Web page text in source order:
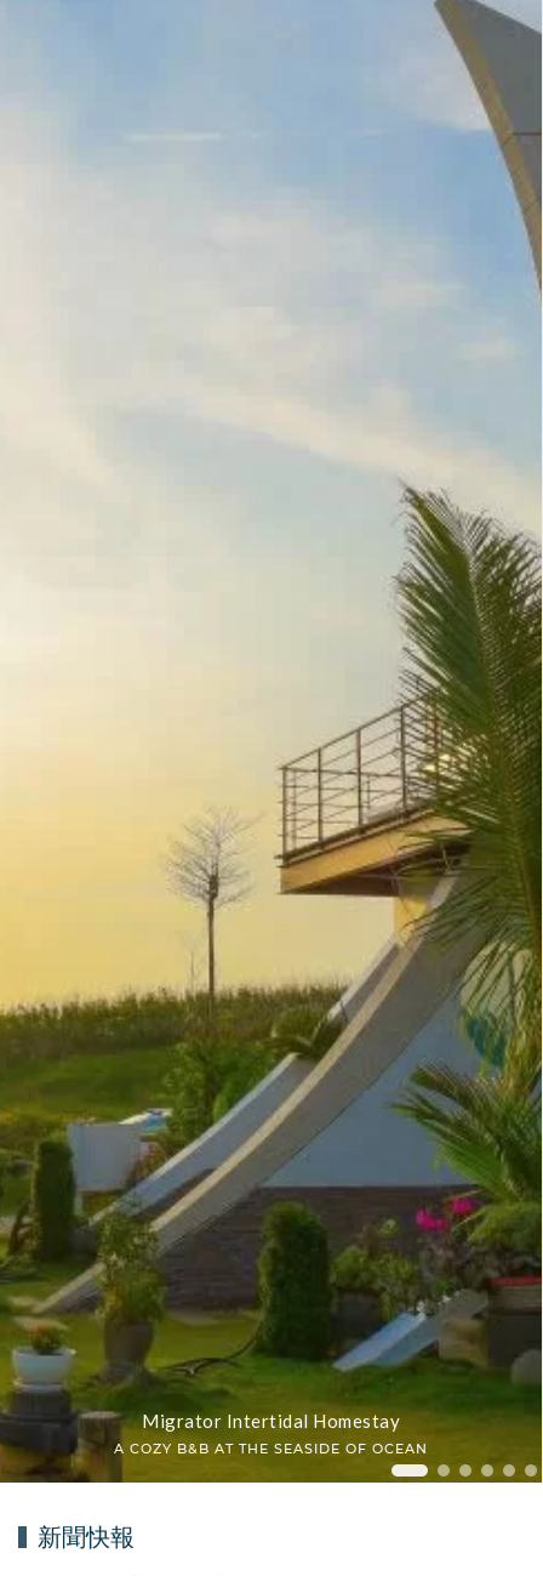
Migrator Intertidal Homestay
A COZY B&B AT THE SEASIDE OF OCEAN
Migrator
Migrator
新聞快報